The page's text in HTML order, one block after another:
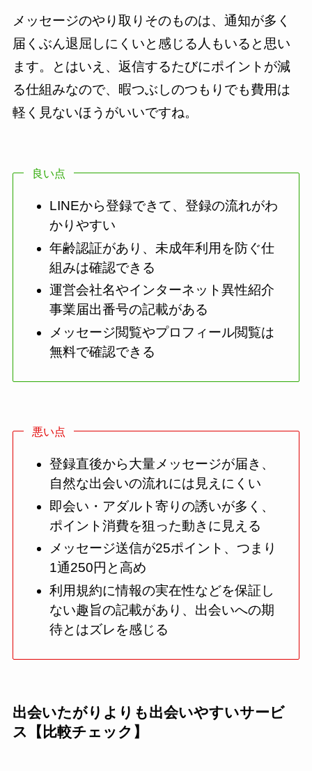
メッセージのやり取りそのものは、通知が多く
届くぶん退屈しにくいと感じる人もいると思い
ます。とはいえ、返信するたびにポイントが減
る仕組みなので、暇つぶしのつもりでも費用は
軽く見ないほうがいいですね。
良い点
LINEから登録できて、登録の流れがわ
かりやすい
年齢認証があり、未成年利用を防ぐ仕
組みは確認できる
運営会社名やインターネット異性紹介
事業届出番号の記載がある
メッセージ閲覧やプロフィール閲覧は
無料で確認できる
悪い点
登録直後から大量メッセージが届き、
自然な出会いの流れには見えにくい
即会い・アダルト寄りの誘いが多く、
ポイント消費を狙った動きに見える
メッセージ送信が25ポイント、つまり
1通250円と高め
利用規約に情報の実在性などを保証し
ない趣旨の記載があり、出会いへの期
待とはズレを感じる
出会いたがりよりも出会いやすいサービ
ス【比較チェック】